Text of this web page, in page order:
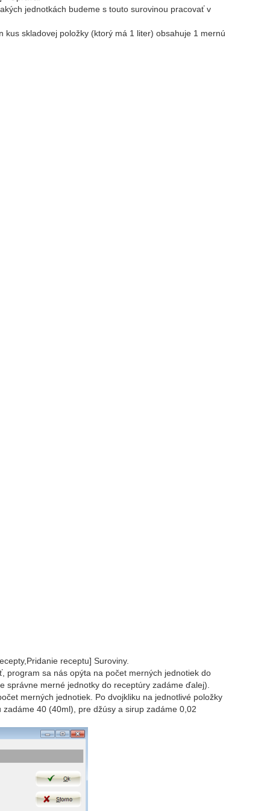
jednotkách budeme s touto surovinou pracovať v
skladovej položky (ktorý má 1 liter) obsahuje 1 mernú
receptu] Suroviny.
program sa nás opýta na počet merných jednotiek do
správne merné jednotky do receptúry zadáme ďalej).
merných jednotiek. Po dvojkliku na jednotlivé položky
40 (40ml), pre džúsy a sirup zadáme 0,02